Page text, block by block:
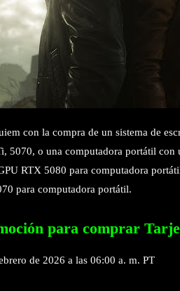
con la compra de un sistema de
o una computadora portátil con
RTX 5080 para computadora
para computadora portátil.
para comprar
de 2026 a las 06:00 a. m. PT